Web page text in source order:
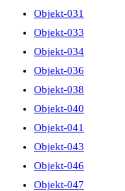
Objekt-031
Objekt-033
Objekt-034
Objekt-036
Objekt-038
Objekt-040
Objekt-041
Objekt-043
Objekt-046
Objekt-047